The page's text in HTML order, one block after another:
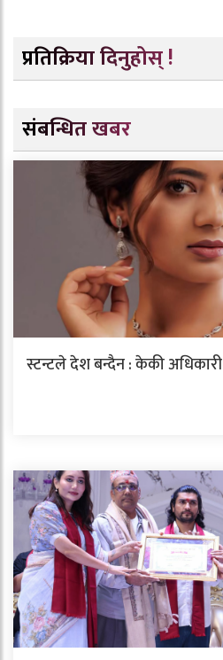
प्रतिक्रिया दिनुहोस् !
संबन्धित खबर
स्टन्टले देश बन्दैन : केकी अधिकारी